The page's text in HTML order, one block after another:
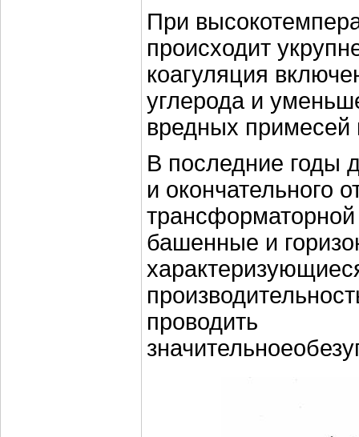
При
происходит
коагуляция
углерода и
вредных примесей
В последние годы
и окончательного
башенные и
проводить